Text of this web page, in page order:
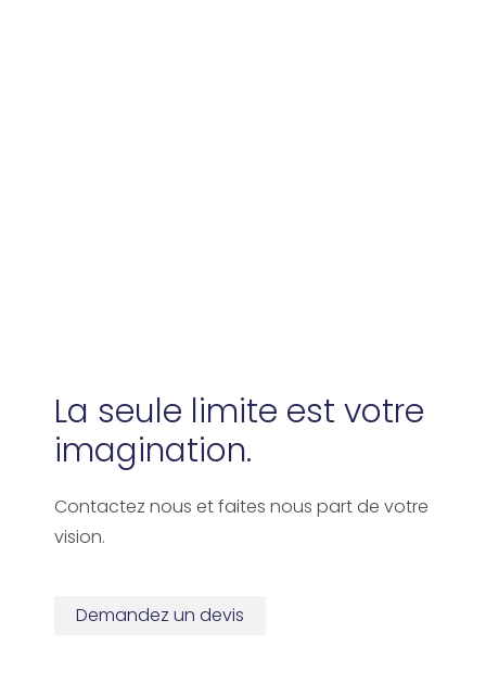
La seule limite est votre
imagination.
Contactez nous et faites nous part de votre
vision.
Demandez un devis